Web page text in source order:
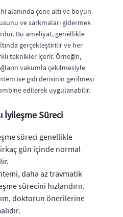
alanında çene altı ve boyun
ve sarkmaları gidermek
Bu ameliyat, genellikle
gerçekleştirilir ve her
teknikler içerir. Örneğin,
vakumla çekilmesiyle
ise gıdı derisinin gerilmesi
edilerek uygulanabilir.
İyileşme Süreci
süreci genellikle
gün içinde normal
daha az travmatik
sürecini hızlandırır.
doktorun önerilerine